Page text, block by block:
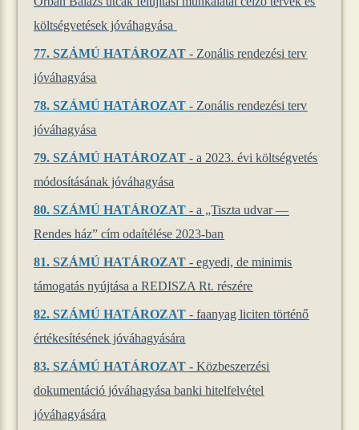
költségvetések jóváhagyása
77.SZÁMÚ HATÁROZAT - Zonális rendezési terv
jóváhagyása
78.SZÁMÚ HATÁROZAT - Zonális rendezési terv
jóváhagyása
79.SZÁMÚ HATÁROZAT - a 2023. évi költségvetés
módosításának jóváhagyása
80.SZÁMÚ HATÁROZAT - a „Tiszta udvar —
Rendes ház” cím odaítélése 2023-ban
81.SZÁMÚ HATÁROZAT - egyedi, de minimis
támogatás nyújtása a REDISZA Rt. részére
82.SZÁMÚ HATÁROZAT - faanyag liciten történő
értékesítésének jóváhagyására
83.SZÁMÚ HATÁROZAT - Közbeszerzési
dokumentáció jóváhagyása banki hitelfelvétel
jóváhagyására